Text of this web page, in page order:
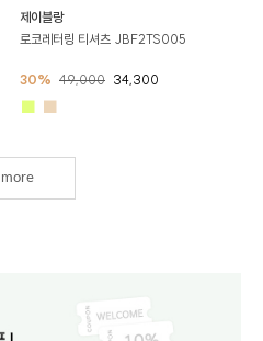
제이블랑
로코레터링 티셔츠 JBF2TS005
30% 49,000 34,300
■ ■
more